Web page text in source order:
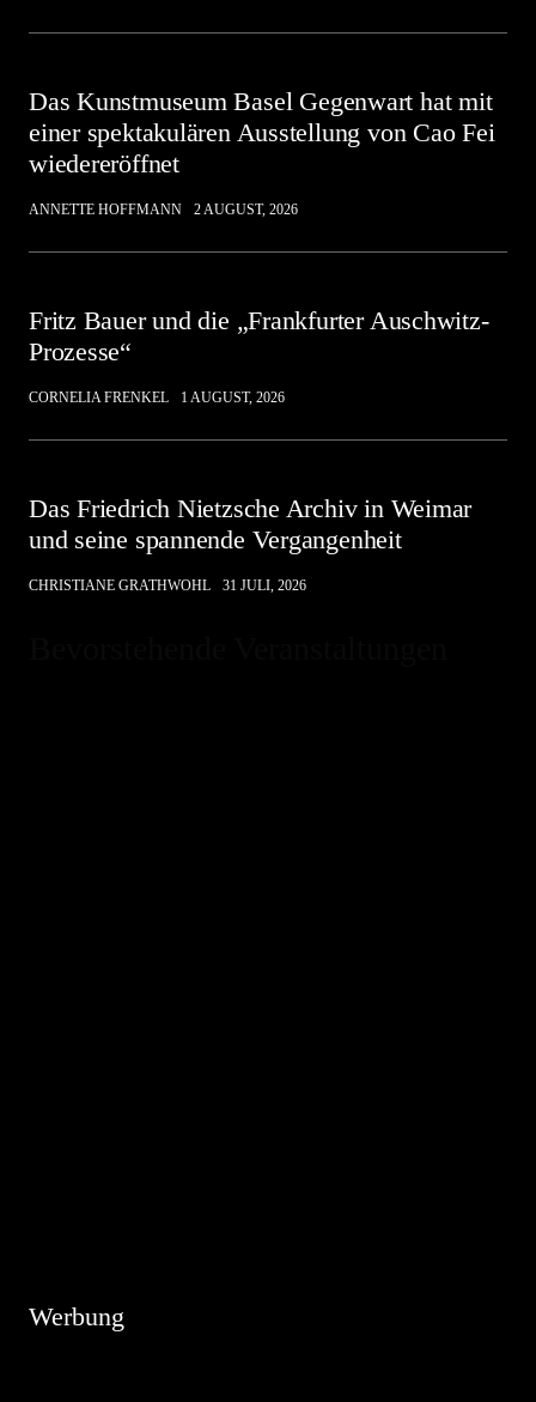
Das Kunstmuseum Basel Gegenwart hat mit
einer spektakulären Ausstellung von Cao Fei
wiedereröffnet
ANNETTE HOFFMANN 2 AUGUST, 2026
Fritz Bauer und die „Frankfurter Auschwitz-
Prozesse“
CORNELIA FRENKEL 1 AUGUST, 2026
Das Friedrich Nietzsche Archiv in Weimar
und seine spannende Vergangenheit
CHRISTIANE GRATHWOHL 31 JULI, 2026
Werbung